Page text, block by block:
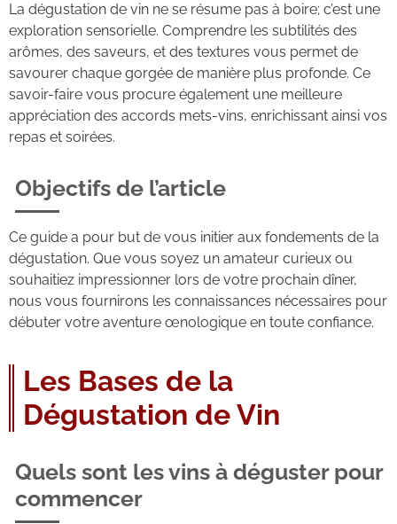
La dégustation de vin ne se résume pas à boire; c’est une
exploration sensorielle. Comprendre les subtilités des
arômes, des saveurs, et des textures vous permet de
savourer chaque gorgée de manière plus profonde. Ce
savoir-faire vous procure également une meilleure
appréciation des accords mets-vins, enrichissant ainsi vos
repas et soirées.
Objectifs de l’article
Ce guide a pour but de vous initier aux fondements de la
dégustation. Que vous soyez un amateur curieux ou
souhaitiez impressionner lors de votre prochain dîner,
nous vous fournirons les connaissances nécessaires pour
débuter votre aventure œnologique en toute confiance.
Les Bases de la
Dégustation de Vin
Quels sont les vins à déguster pour
commencer